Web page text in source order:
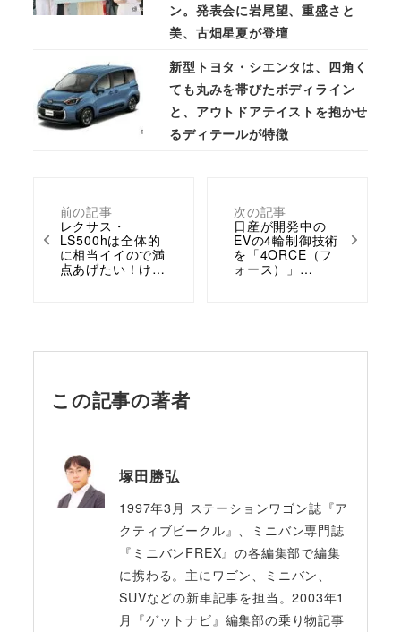
前の記事
レクサス・
LS500hは全体的
に相当イイので満
点あげたい！け…
次の記事
日産が開発中の
EVの4輪制御技術
を「4ORCE（フ
ォース）」…
ン。発表会に岩尾望、重盛さと
美、古畑星夏が登壇
新型トヨタ・シエンタは、四角く
ても丸みを帯びたボディライン
と、アウトドアテイストを抱かせ
るディテールが特徴
この記事の著者
塚田勝弘
1997年3月 ステーションワゴン誌『ア
クティブビークル』、ミニバン専門誌
『ミニバンFREX』の各編集部で編集
に携わる。主にワゴン、ミニバン、
SUVなどの新車記事を担当。2003年1
月『ゲットナビ』編集部の乗り物記事